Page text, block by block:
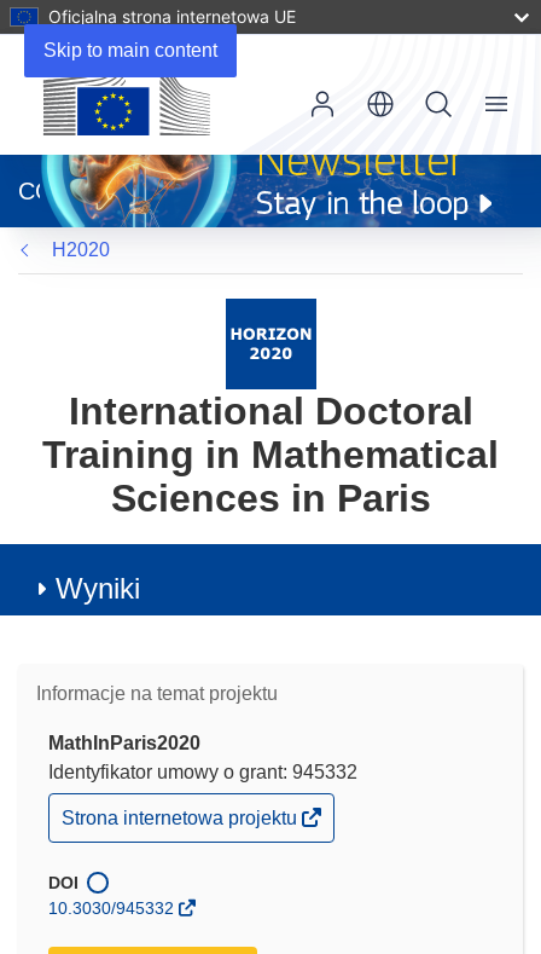
Skip to main content
Oficjalna strona internetowa UE
otworzy
się
w
nowym
oknie)
CORDIS
Menu
H2020
International Doctoral
Training in Mathematical
Sciences in Paris
Wyniki
Informacje na temat projektu
MathInParis2020
Identyfikator umowy o grant: 945332
(odnośnik
otworzy
w
nowym
Strona internetowa projektu
DOI
10.3030/945332